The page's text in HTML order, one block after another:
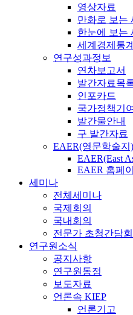
영상자료
만화로 보는
한눈에 보는
세계경제통계
연구성과정보
연차보고서
발간자료목
인포카드
국가정책기
발간물안내
구 발간자료
EAER(영문학술지)
EAER(East
EAER 홈페
세미나
전체세미나
국제회의
국내회의
전문가 초청간담회
연구원소식
공지사항
연구원동정
보도자료
언론속 KIEP
언론기고